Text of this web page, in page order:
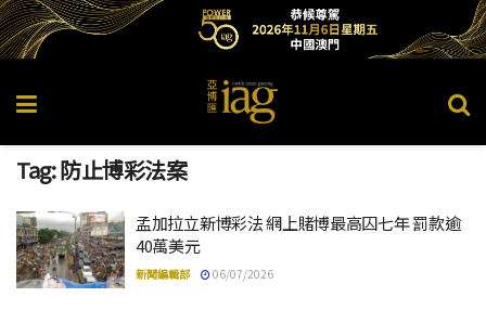
Tag:防止博彩法案
孟加拉立新博彩法 網上賭博最高囚七年 罰款逾
40萬美元
新聞編輯部 06/07/2026